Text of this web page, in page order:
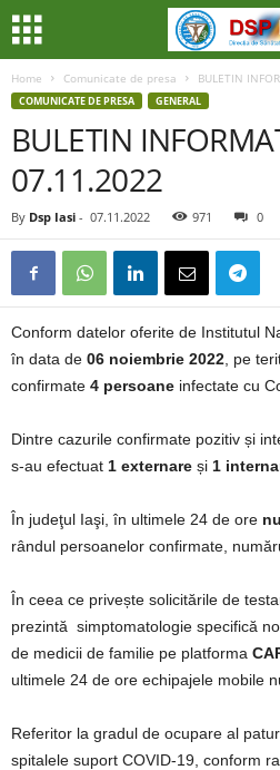
Home Comunicate de presa BULETIN
COMUNICATE DE PRESA GENERAL
BULETIN
07.11.2022
By Dsp Iasi - 07.11.2022 971 0
Conform datelor oferite de Institutul
în data de 06 noiembrie 2022 , pe
confirmate 4 persoane infectate cu
Dintre cazurile confirmate pozitiv și
s-au efectuat 1 externare și 1
În judeţul Iaşi, în ultimele 24 de ore
rândul persoanelor confirmate,
În ceea ce privește solicitările de
prezintă simptomatologie specifică
de medicii de familie pe platforma
ultimele 24 de ore echipajele
Referitor la gradul de ocupare al
spitalele suport COVID-19, conform